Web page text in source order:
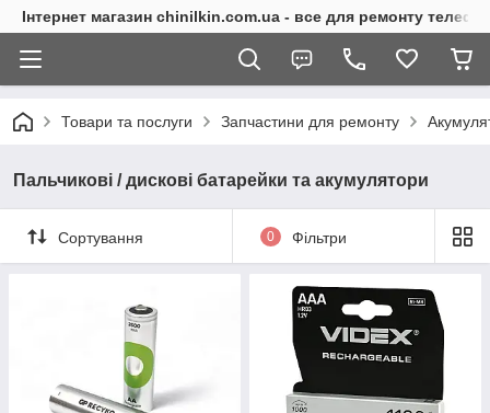
Інтернет магазин chinilkin.com.ua - все для ремонту
Товари та послуги Запчастини для ремонту
Пальчикові / дискові батарейки та акумулятори
Сортування 0 Фільтри